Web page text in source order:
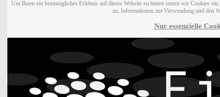
Um Ihnen ein bestmögliches Erlebnis auf dieser Website zu bieten setzen wir Cookies
zu. Informationen zur Verwendung und den
Nur essenzielle